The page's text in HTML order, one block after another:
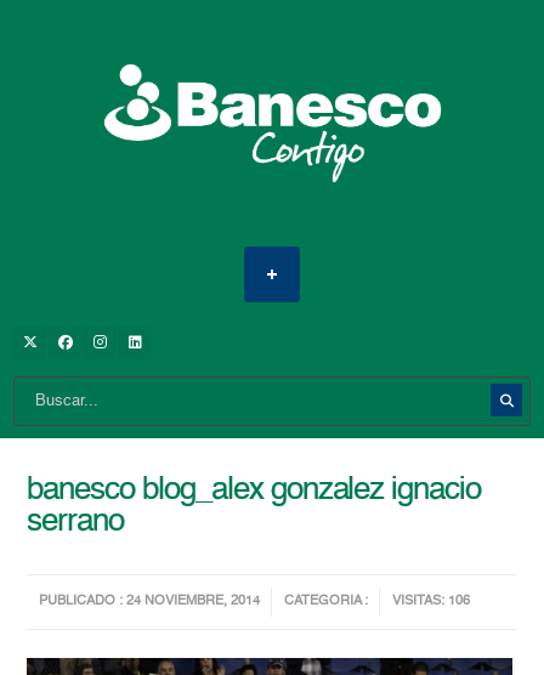
banesco blog_alex gonzalez ignacio
serrano
PUBLICADO : 24 NOVIEMBRE, 2014 CATEGORIA : VISITAS: 106